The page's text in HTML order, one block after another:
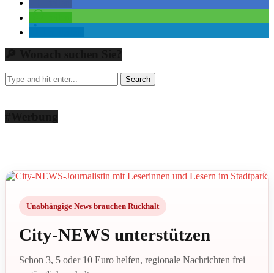
Unabhängige News brauchen Rückhalt
City-NEWS unterstützen
Schon 3, 5 oder 10 Euro helfen, regionale Nachrichten frei